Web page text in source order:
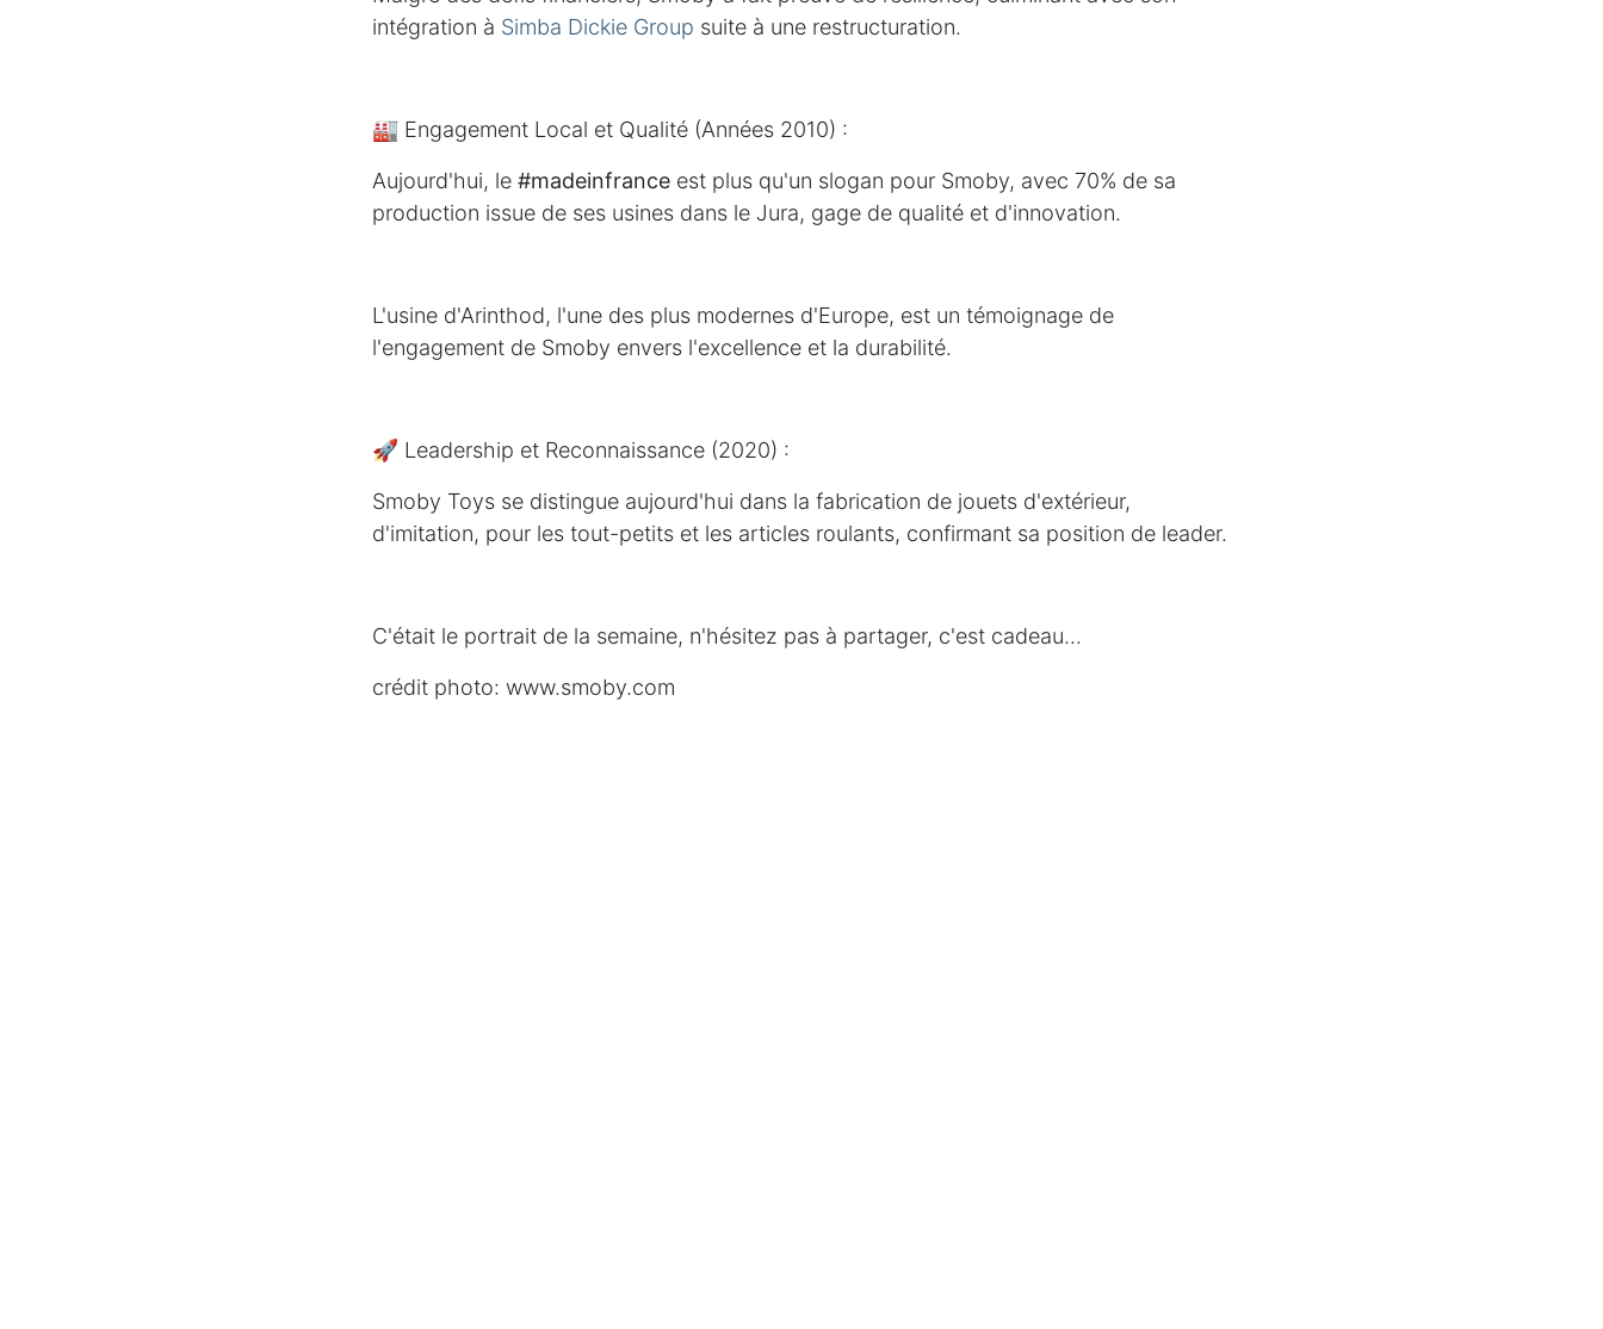
intégration à Simba Dickie Group suite à une restructuration.
🏭 Engagement Local et Qualité (Années 2010) :
Aujourd'hui, le #madeinfrance est plus qu'un slogan pour Smoby, avec 70% de sa
production issue de ses usines dans le Jura, gage de qualité et d'innovation.
L'usine d'Arinthod, l'une des plus modernes d'Europe, est un témoignage de
l'engagement de Smoby envers l'excellence et la durabilité.
🚀 Leadership et Reconnaissance (2020) :
Smoby Toys se distingue aujourd'hui dans la fabrication de jouets d'extérieur,
d'imitation, pour les tout-petits et les articles roulants, confirmant sa position de leader.
C'était le portrait de la semaine, n'hésitez pas à partager, c'est cadeau...
crédit photo: www.smoby.com